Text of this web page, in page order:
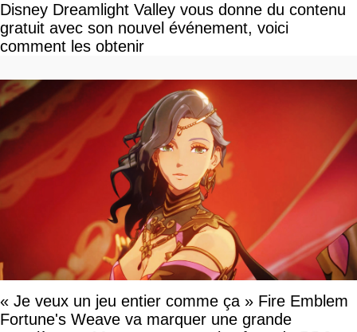
Disney Dreamlight Valley vous donne du contenu
gratuit avec son nouvel événement, voici
comment les obtenir
« Je veux un jeu entier comme ça » Fire Emblem
Fortune's Weave va marquer une grande